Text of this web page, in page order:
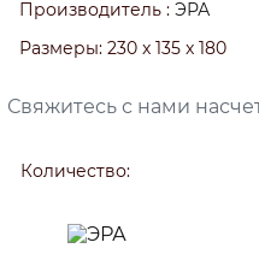
Производитель : ЭРА
Размеры: 230 x 135 x 180
Свяжитесь с нами
Количество: